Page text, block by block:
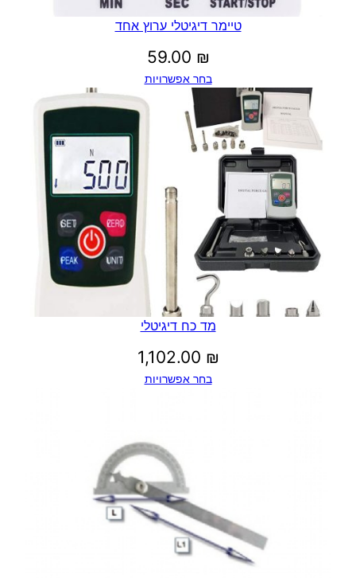
טיימר דיגיטלי ערוץ אחד
59.00 ₪
בחר אפשרויות
מד כח דיגיטלי
1,102.00 ₪
בחר אפשרויות